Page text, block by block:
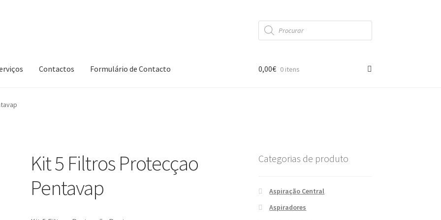
Products
search
Contactos Formulário de Contacto 0,00€ 0 itens
Kit 5 Filtros Protecçao
Pentavap
Categorias de produto
Aspiração Central
Aspiradores